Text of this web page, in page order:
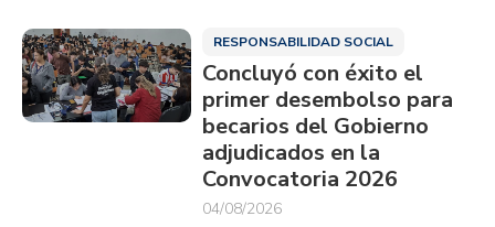
RESPONSABILIDAD SOCIAL
Concluyó con éxito el
primer desembolso para
becarios del Gobierno
adjudicados en la
Convocatoria 2026
04/08/2026